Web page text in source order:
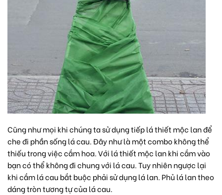
Cũng như mọi khi chúng ta sử dụng tiếp lá thiết mộc lan để
che đi phần sống lá cau. Đây như là một combo không thể
thiếu trong việc cắm hoa. Với lá thiết mộc lan khi cắm vào
bạn có thể không đi chung với lá cau. Tuy nhiên ngược lại
khi cắm lá cau bắt buộc phải sử dụng lá lan. Phủ lá lan theo
dáng tròn tương tự của lá cau.